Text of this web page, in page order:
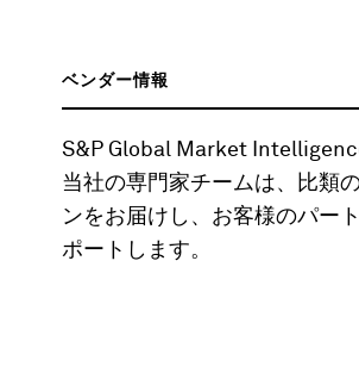
ベンダー情報
S&P Global Market
当社の専門家チームは、比類
ンをお届けし、お客様のパー
ポートします。